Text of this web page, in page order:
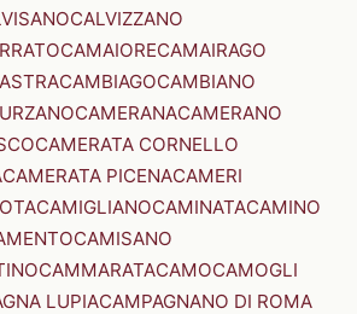
CALVIZZANO
CAMAIORECAMAIRAGO
CAMBIAGOCAMBIANO
CAMERANACAMERANO
CAMERATA CORNELLO
CAMERATA PICENACAMERI
CAMIGLIANOCAMINATACAMINO
CAMISANO
CAMMARATACAMOCAMOGLI
LUPIACAMPAGNANO DI ROMA